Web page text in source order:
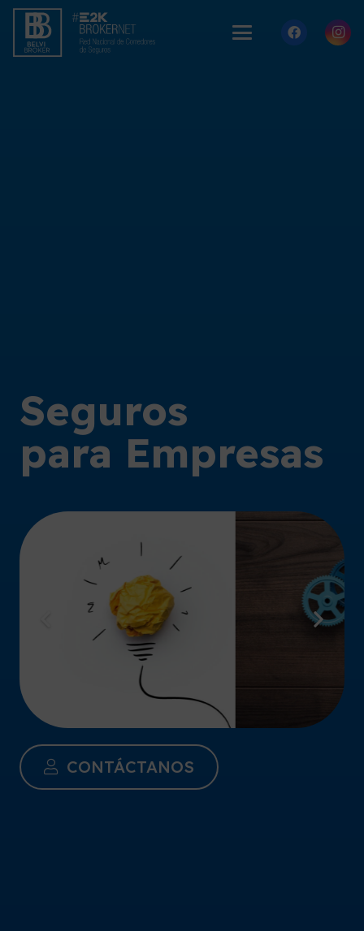
Seguros
para Empresas
CONTÁCTANOS